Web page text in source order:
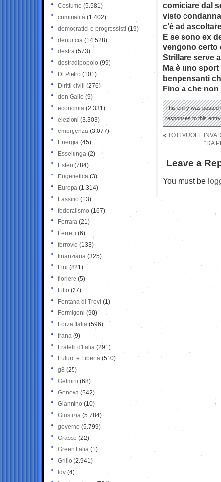
comiciare dal
visto
c’è ad
E se sono ex
vengono certo
Strillare serve
Ma è uno sport
benpensanti
Fino a che
This entry was posted
responses to this
« TOTI VUOLE
“DA
Leave a
You must be
Costume (5.581)
criminalità (1.402)
democratici e progressisti (19)
denuncia (14.528)
destra (573)
destradipopolo (99)
Di Pietro (101)
Diritti civili (276)
don Gallo (9)
economia (2.331)
elezioni (3.303)
emergenza (3.077)
Energia (45)
Esselunga (2)
Esteri (784)
Eugenetica (3)
Europa (1.314)
Fassino (13)
federalismo (167)
Ferrara (21)
Ferretti (6)
ferrovie (133)
finanziaria (325)
Fini (821)
fioriere (5)
Fitto (27)
Fontana di Trevi (1)
Formigoni (90)
Forza Italia (596)
frana (9)
Fratelli d'Italia (291)
Futuro e Libertà (510)
g8 (25)
Gelmini (68)
Genova (542)
Giannino (10)
Giustizia (5.784)
governo (5.799)
Grasso (22)
Green Italia (1)
Grillo (2.941)
Idv (4)